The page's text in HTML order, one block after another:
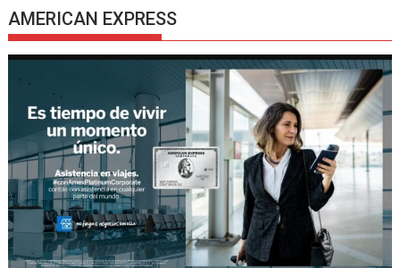
AMERICAN EXPRESS